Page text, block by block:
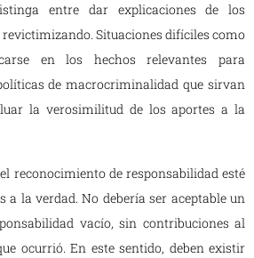
entre dar explicaciones de los
Situaciones difíciles como
en los hechos relevantes para
de macrocriminalidad que sirvan
la verosimilitud de los aportes a la
reconocimiento de responsabilidad esté
a la verdad. No debería ser aceptable un
vacío, sin contribuciones al
ocurrió. En este sentido, deben existir